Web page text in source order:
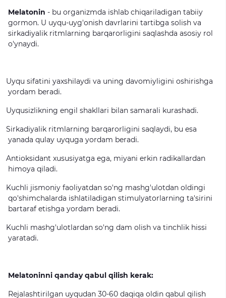
Melatonin - bu organizmda ishlab chiqariladigan tabiiy
gormon. U uyqu-uyg'onish davrlarini tartibga solish va
sirkadiyalik ritmlarning barqarorligini saqlashda asosiy rol
o'ynaydi.
Uyqu sifatini yaxshilaydi va uning davomiyligini oshirishga
yordam beradi.
Uyqusizlikning engil shakllari bilan samarali kurashadi.
Sirkadiyalik ritmlarning barqarorligini saqlaydi, bu esa
yanada qulay uyquga yordam beradi.
Antioksidant xususiyatga ega, miyani erkin radikallardan
himoya qiladi.
Kuchli jismoniy faoliyatdan so'ng mashg'ulotdan oldingi
qo'shimchalarda ishlatiladigan stimulyatorlarning ta'sirini
bartaraf etishga yordam beradi.
Kuchli mashg'ulotlardan so'ng dam olish va tinchlik hissi
yaratadi.
Melatoninni qanday qabul qilish kerak:
Rejalashtirilgan uyqudan 30-60 daqiqa oldin qabul qilish